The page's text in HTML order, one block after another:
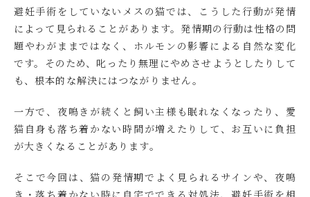
避妊手術をしていないメスの猫では、こうした行動が発情
によって見られることがあります。発情期の行動は性格の問
題やわがままではなく、ホルモンの影響による自然な変化
です。そのため、叱ったり無理にやめさせようとしたりして
も、根本的な解決にはつながりません。
一方で、夜鳴きが続くと飼い主様も眠れなくなったり、愛
猫自身も落ち着かない時間が増えたりして、お互いに負担
が大きくなることがあります。
そこで今回は、猫の発情期でよく見られるサインや、夜鳴
き・落ち着かない時に自宅でできる対処法、避妊手術を相